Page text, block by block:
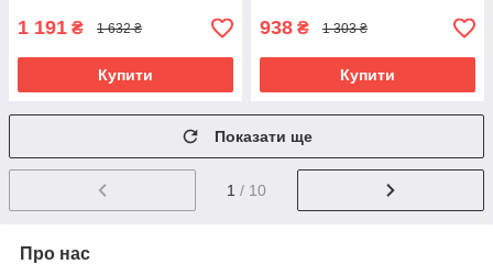
1 191 ₴ 1 632 ₴
Купити
938 ₴ 1 303 ₴
Купити
Показати ще
1 / 10
Про нас